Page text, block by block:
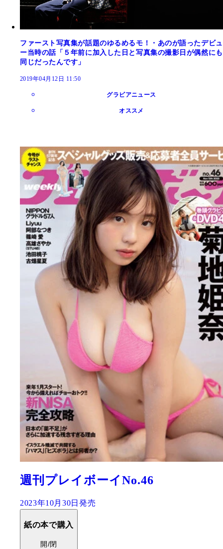
ファースト写真集が話題のゆるめるモ！・あのが語ったデビュ
ー当時の話「５年前に加入した日と写真集の撮影日が偶然にも
同じだったんです」
2019年04月12日 11:50
グラビアニュース
オススメ
週刊プレイボーイNo.46
2023年10月30日発売
紙の本で購入
開/閉